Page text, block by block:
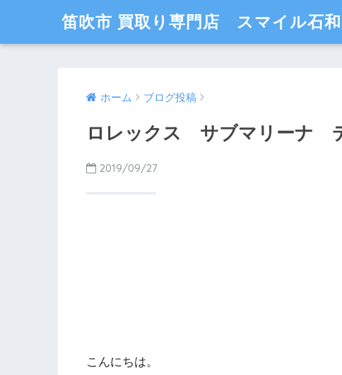
笛吹市 買取り専門店 スマイル石
ホーム ブログ投稿
ロレックス サブマリーナ
2019/09/27
こんにちは。